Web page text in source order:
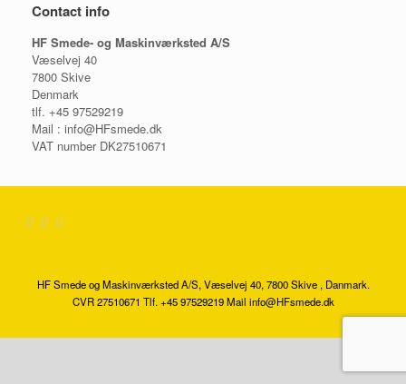
Contact info
HF Smede- og Maskinværksted A/S
Væselvej 40
7800 Skive
Denmark
tlf. +45 97529219
Mail : info@HFsmede.dk
VAT number DK27510671
HF Smede og Maskinværksted A/S, Væselvej 40, 7800 Skive , Danmark.
CVR 27510671 Tlf. +45 97529219 Mail info@HFsmede.dk